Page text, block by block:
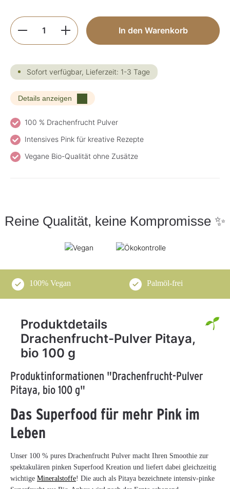
Produkt Anzahl: Gib den gewünschten
In den Warenkorb
Sofort verfügbar, Lieferzeit: 1-3 Tage
Details anzeigen
100 % Drachenfrucht Pulver
Intensives Pink für kreative Rezepte
Vegane Bio-Qualität ohne Zusätze
Reine Qualität, keine Kompromisse ✨
100% Vegan Palmöl-frei
Produktdetails
Drachenfrucht-Pulver Pitaya,
bio 100 g
Produktinformationen "Drachenfrucht-Pulver
Pitaya, bio 100 g"
Das Superfood für mehr Pink im
Leben
Unser 100 % pures Drachenfrucht Pulver macht Ihren Smoothie zur
spektakulären pinken Superfood Kreation und liefert dabei gleichzeitig
wichtige Mineralstoffe! Die auch als Pitaya bezeichnete intensiv-pinke